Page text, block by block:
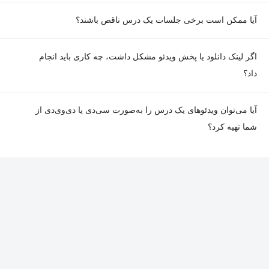
نیرو
آیا ممکن است برخی جلسات یک درس ناقص باشند؟
اگر لینک دانلود یا پخش ویدئو مشکل داشت، چه کاری باید انجام
داد؟
آیا می‌توان ویدئوهای یک درس را به‌صورت سی‌دی یا دی‌وی‌دی از
شما تهیه کرد؟